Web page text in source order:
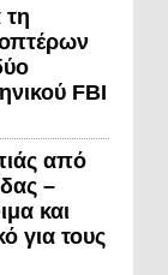
τη
FBI
από
–
και
για τους